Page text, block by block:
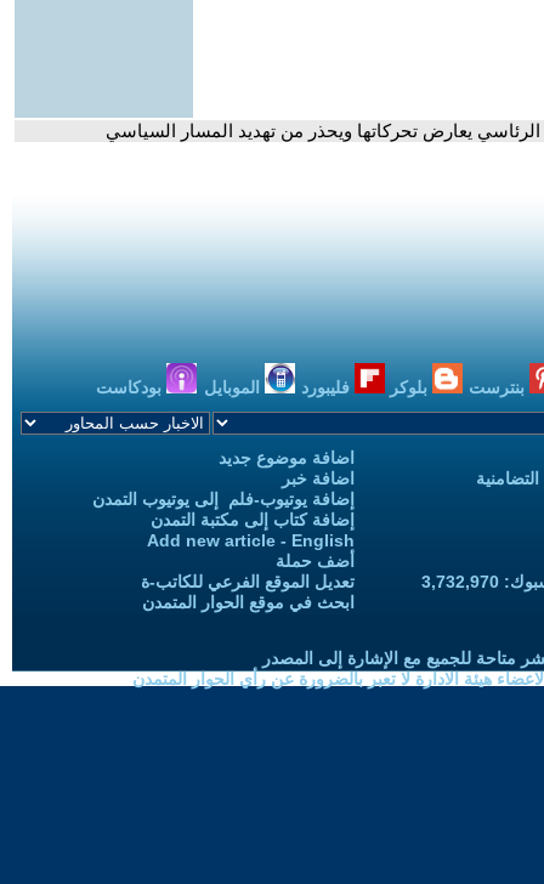
يعارض تحركاتها ويحذر من تهديد المسار السياسي
بنترست بلوكر فليبورد الموبايل بودكاست
اضافة موضوع جديد
اضافة خبر
إضافة يوتيوب-فلم إلى يوتيوب التمدن
إضافة كتاب إلى مكتبة التمدن
Add new article - English
أضف حملة
تعديل الموقع الفرعي للكاتب-ة
ابحث في موقع الحوار المتمدن
متاحة للجميع مع الإشارة إلى المصدر
هيئة الادارة لا تعبر بالضرورة عن رأي الحوار المتمدن